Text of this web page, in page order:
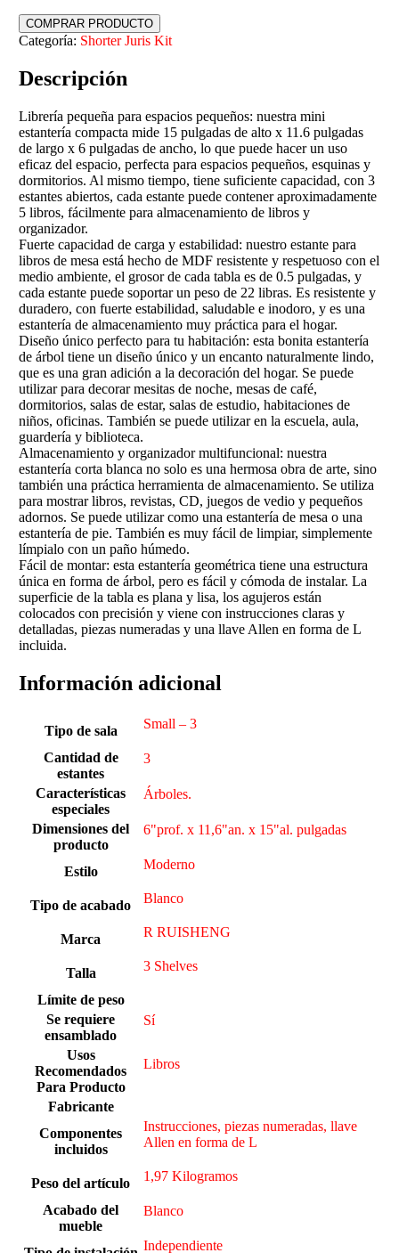
COMPRAR PRODUCTO
Categoría: Shorter Juris Kit
Descripción
Librería pequeña para espacios pequeños: nuestra mini
estantería compacta mide 15 pulgadas de alto x 11.6 pulgadas
de largo x 6 pulgadas de ancho, lo que puede hacer un uso
eficaz del espacio, perfecta para espacios pequeños, esquinas y
dormitorios. Al mismo tiempo, tiene suficiente capacidad, con 3
estantes abiertos, cada estante puede contener aproximadamente
5 libros, fácilmente para almacenamiento de libros y
organizador.
Fuerte capacidad de carga y estabilidad: nuestro estante para
libros de mesa está hecho de MDF resistente y respetuoso con el
medio ambiente, el grosor de cada tabla es de 0.5 pulgadas, y
cada estante puede soportar un peso de 22 libras. Es resistente y
duradero, con fuerte estabilidad, saludable e inodoro, y es una
estantería de almacenamiento muy práctica para el hogar.
Diseño único perfecto para tu habitación: esta bonita estantería
de árbol tiene un diseño único y un encanto naturalmente lindo,
que es una gran adición a la decoración del hogar. Se puede
utilizar para decorar mesitas de noche, mesas de café,
dormitorios, salas de estar, salas de estudio, habitaciones de
niños, oficinas. También se puede utilizar en la escuela, aula,
guardería y biblioteca.
Almacenamiento y organizador multifuncional: nuestra
estantería corta blanca no solo es una hermosa obra de arte, sino
también una práctica herramienta de almacenamiento. Se utiliza
para mostrar libros, revistas, CD, juegos de vedio y pequeños
adornos. Se puede utilizar como una estantería de mesa o una
estantería de pie. También es muy fácil de limpiar, simplemente
límpialo con un paño húmedo.
Fácil de montar: esta estantería geométrica tiene una estructura
única en forma de árbol, pero es fácil y cómoda de instalar. La
superficie de la tabla es plana y lisa, los agujeros están
colocados con precisión y viene con instrucciones claras y
detalladas, piezas numeradas y una llave Allen en forma de L
incluida.
Información adicional
Tipo de sala Small – 3
Cantidad de
estantes
3
Características
especiales
Árboles.
Dimensiones del
producto
6"prof. x 11,6"an. x 15"al. pulgadas
Estilo Moderno
Tipo de acabado Blanco
Marca R RUISHENG
Talla 3 Shelves
Límite de peso
Se requiere
ensamblado
Sí
Usos
Recomendados
Para Producto
Libros
Fabricante
Componentes
incluidos
Instrucciones, piezas numeradas, llave
Allen en forma de L
Peso del artículo 1,97 Kilogramos
Acabado del
mueble
Blanco
Independiente